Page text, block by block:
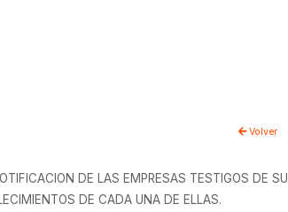
Volver
DE LAS EMPRESAS TESTIGOS DE SU
DE CADA UNA DE ELLAS.